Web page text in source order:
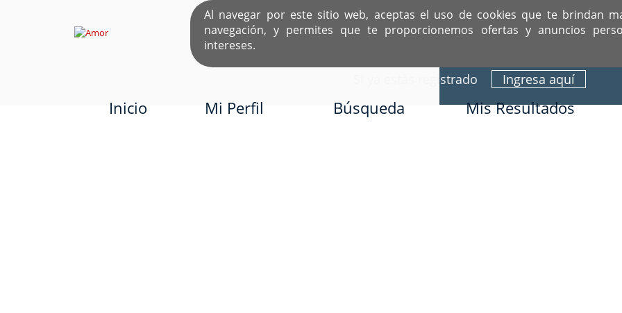
Al navegar por este sitio web, aceptas el uso de cookies que te brindan
navegación, y permites que te proporcionemos ofertas y anuncios
intereses.EL ÚNICO SITIO DEDICADO A SOLTEROS HISPANOS COMO TÚ
Ingresa aquí
Sí ya estás registrado
Inicio Mi Perfil Búsqueda Mis Resultados